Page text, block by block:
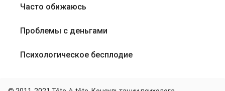
Часто обижаюсь
Проблемы с деньгами
Психологическое бесплодие